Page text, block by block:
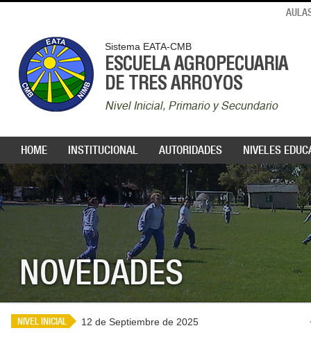
Sistema EATA-CMB
ESCUELA AGROPECUARIA
DE TRES ARROYOS
Nivel Inicial, Primario y Secundario
HOME INSTITUCIONAL AUTORIDADES NIVELES
NOVEDADES
NIVEL INICIAL 12 de Septiembre de 2025